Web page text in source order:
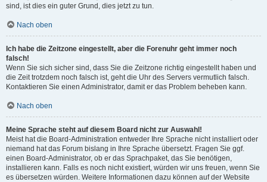
sind, ist dies ein guter Grund, dies jetzt zu tun.
Nach oben
Ich habe die Zeitzone eingestellt, aber die Forenuhr geht immer noch
falsch!
Wenn Sie sich sicher sind, dass Sie die Zeitzone richtig eingestellt haben und
die Zeit trotzdem noch falsch ist, geht die Uhr des Servers vermutlich falsch.
Kontaktieren Sie einen Administrator, damit er das Problem beheben kann.
Nach oben
Meine Sprache steht auf diesem Board nicht zur Auswahl!
Meist hat die Board-Administration entweder Ihre Sprache nicht installiert oder
niemand hat das Forum bislang in Ihre Sprache übersetzt. Fragen Sie ggf.
einen Board-Administrator, ob er das Sprachpaket, das Sie benötigen,
installieren kann. Falls es noch nicht existiert, würden wir uns freuen, wenn Sie
es übersetzen würden. Weitere Informationen dazu können auf der Website